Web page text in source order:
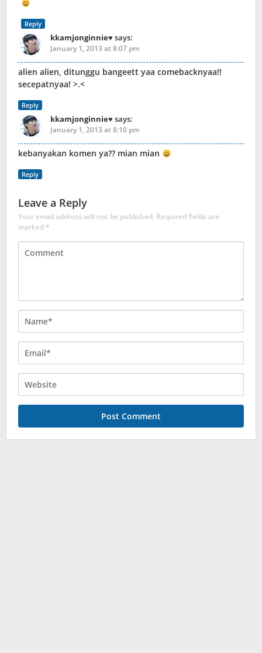
Reply
kkamjonginnie♥ says:
January 1, 2013 at 8:07 pm
alien alien, ditunggu bangeett yaa comebacknyaa!!
secepatnyaa! >.<
Reply
kkamjonginnie♥ says:
January 1, 2013 at 8:10 pm
kebanyakan komen ya?? mian mian
Reply
Leave a Reply
Your email address will not be published. Required fields are
marked*